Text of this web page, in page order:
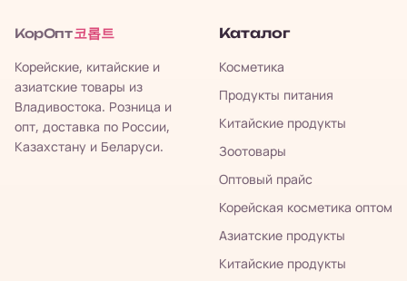
КорОпт 코롭트
Корейские, китайские и
азиатские товары из
Владивостока. Розница и
опт, доставка по России,
Казахстану и Беларуси.
Каталог
Косметика
Продукты питания
Китайские продукты
Зоотовары
Оптовый прайс
Корейская косметика оптом
Азиатские продукты
Китайские продукты